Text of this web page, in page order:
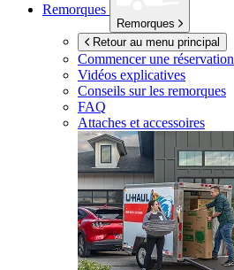
Remorques
Remorques
Retour au menu principal
Commencer une réservation
Vidéos explicatives
Conseils sur les remorques
FAQ
Attaches et accessoires